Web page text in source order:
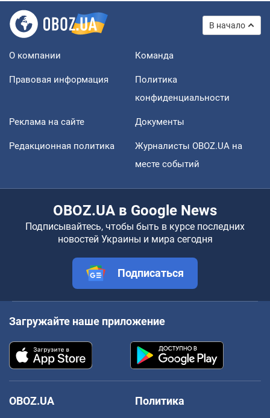
В начало
О компании Команда
Правовая информация
Политика
конфиденциальности
Реклама на сайте Документы
Редакционная политика
Журналисты OBOZ.UA на
месте событий
OBOZ.UA в Google News
Подписывайтесь, чтобы быть в курсе последних
новостей Украины и мира сегодня
Подписаться
Загружайте наше приложение
OBOZ.UA
Политика